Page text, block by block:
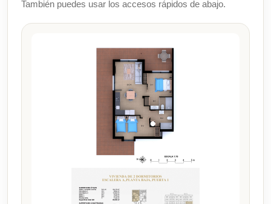
También puedes usar los accesos rápidos de abajo.